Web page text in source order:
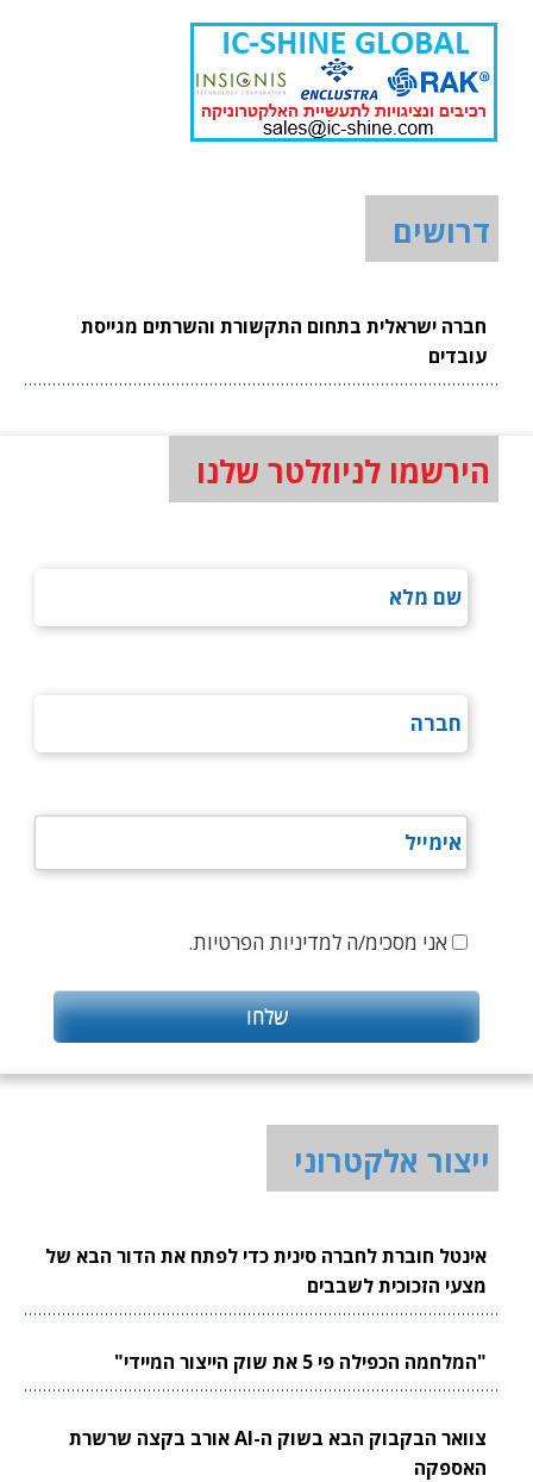
דרושים
חברה ישראלית בתחום התקשורת והשרתים מגייסת
עובדים
הירשמו לניוזלטר שלנו
אני מסכימ/ה למדיניות הפרטיות.
ייצור אלקטרוני
אינטל חוברת לחברה סינית כדי לפתח את הדור הבא של
מצעי הזכוכית לשבבים
"המלחמה הכפילה פי 5 את שוק הייצור המיידי"
צוואר הבקבוק הבא בשוק ה-AI אורב בקצה שרשרת
האספקה